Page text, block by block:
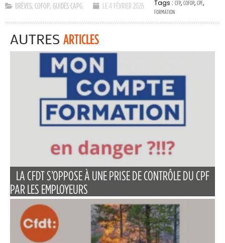
BRÈVES, COFOP, GUIDES CAPG LE 4 FÉVRIER 2026 Tags : CFP, COFOP, CPF,
FORMATION
AUTRES ARTICLES
LA CFDT S’OPPOSE À UNE PRISE DE CONTRÔLE DU CPF
PAR LES EMPLOYEURS